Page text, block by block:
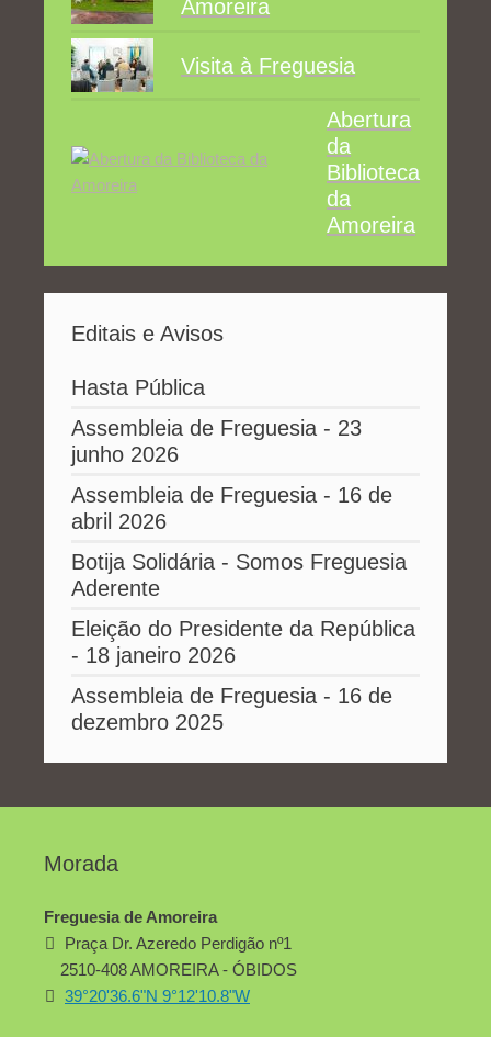
Amoreira
Visita à Freguesia
Abertura
da
Biblioteca
da
Amoreira
Editais e Avisos
Hasta Pública
Assembleia de Freguesia - 23
junho 2026
Assembleia de Freguesia - 16 de
abril 2026
Botija Solidária - Somos Freguesia
Aderente
Eleição do Presidente da República
- 18 janeiro 2026
Assembleia de Freguesia - 16 de
dezembro 2025
Morada
Freguesia de Amoreira
Praça Dr. Azeredo Perdigão nº1
2510-408 AMOREIRA - ÓBIDOS
39°20'36.6"N 9°12'10.8"W